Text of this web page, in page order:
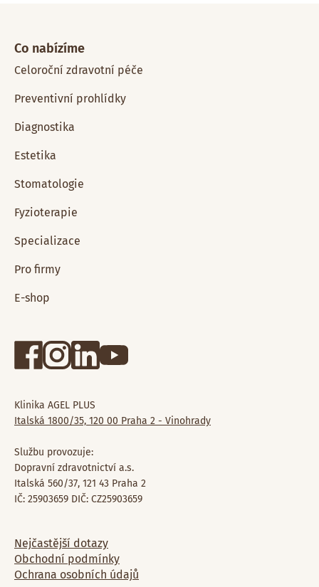
Klinika AGEL PLUS
Italská 1800/35, 120 00 Praha 2 - Vinohrady
Službu provozuje:
Dopravní zdravotnictví a.s.
Italská 560/37, 121 43 Praha 2
IČ: 25903659 DIČ: CZ25903659
Co nabízíme
Celoroční zdravotní péče
Preventivní prohlídky
Diagnostika
Estetika
Stomatologie
Fyzioterapie
Specializace
Pro firmy
E-shop
Nejčastější dotazy
Obchodní podmínky
Ochrana osobních údajů